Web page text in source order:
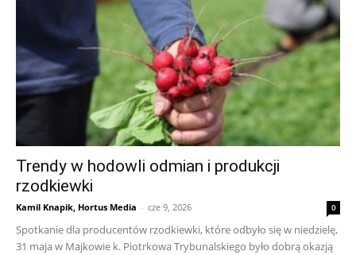
Trendy w hodowli odmian i produkcji
rzodkiewki
Kamil Knapik, Hortus Media - cze 9, 2026 0
Spotkanie dla producentów rzodkiewki, które odbyło się w niedzielę,
31 maja w Majkowie k. Piotrkowa Trybunalskiego było dobrą okazją